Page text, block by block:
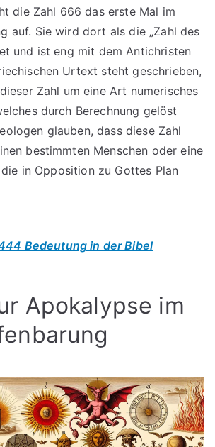
die Zahl 666 das erste Mal im
auf. Sie wird dort als die „Zahl des
und ist eng mit dem Antichristen
Urtext steht geschrieben,
Zahl um eine Art numerisches
durch Berechnung gelöst
glauben, dass diese Zahl
bestimmten Menschen oder eine
in Opposition zu Gottes Plan
Bedeutung in der Bibel
Apokalypse im